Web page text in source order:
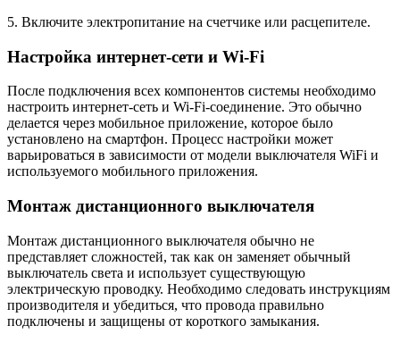
5. Включите электропитание на счетчике или расцепителе.
Настройка интернет-сети и Wi-Fi
После подключения всех компонентов системы необходимо
настроить интернет-сеть и Wi-Fi-соединение. Это обычно
делается через мобильное приложение, которое было
установлено на смартфон. Процесс настройки может
варьироваться в зависимости от модели выключателя WiFi и
используемого мобильного приложения.
Монтаж дистанционного выключателя
Монтаж дистанционного выключателя обычно не
представляет сложностей, так как он заменяет обычный
выключатель света и использует существующую
электрическую проводку. Необходимо следовать инструкциям
производителя и убедиться, что провода правильно
подключены и защищены от короткого замыкания.